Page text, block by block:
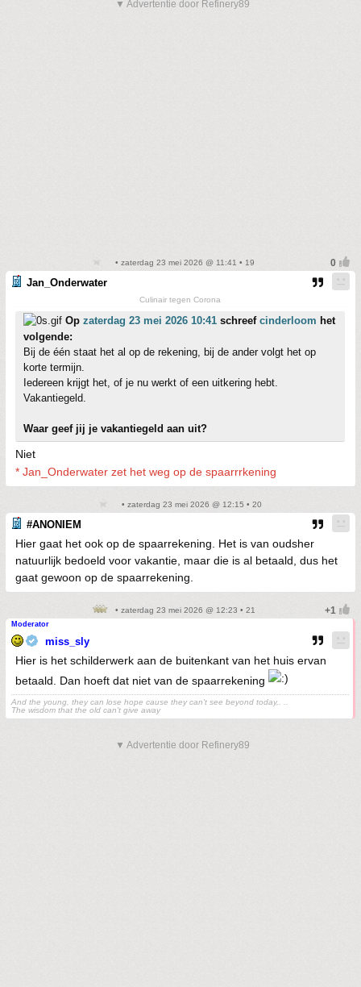
▼ Advertentie door Refinery89
• zaterdag 23 mei 2026 @ 11:41 • 19
Jan_Onderwater
Culinair tegen Corona
Op zaterdag 23 mei 2026 10:41 schreef cinderloom het
volgende:
Bij de één staat het al op de rekening, bij de ander volgt het op
korte termijn.
Iedereen krijgt het, of je nu werkt of een uitkering hebt.
Vakantiegeld.
Waar geef jij je vakantiegeld aan uit?
Niet
* Jan_Onderwater zet het weg op de spaarrrkening
• zaterdag 23 mei 2026 @ 12:15 • 20
#ANONIEM
Hier gaat het ook op de spaarrekening. Het is van oudsher
natuurlijk bedoeld voor vakantie, maar die is al betaald, dus het
gaat gewoon op de spaarrekening.
• zaterdag 23 mei 2026 @ 12:23 • 21
Moderator
miss_sly
Hier is het schilderwerk aan de buitenkant van het huis ervan
betaald. Dan hoeft dat niet van de spaarrekening
And the young, they can lose hope cause they can't see beyond today,. ..
The wisdom that the old can't give away
▼ Advertentie door Refinery89